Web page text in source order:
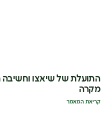
התועלת של שיאצו וחשיבה
מקרה
קריאת המאמר